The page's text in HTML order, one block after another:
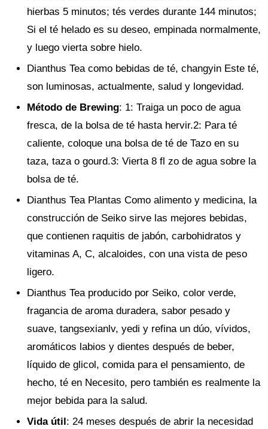
hierbas 5 minutos; tés verdes durante 144 minutos;
Si el té helado es su deseo, empinada normalmente,
y luego vierta sobre hielo.
Dianthus Tea como bebidas de té, changyin Este té,
son luminosas, actualmente, salud y longevidad.
Método de Brewing: 1: Traiga un poco de agua
fresca, de la bolsa de té hasta hervir.2: Para té
caliente, coloque una bolsa de té de Tazo en su
taza, taza o gourd.3: Vierta 8 fl zo de agua sobre la
bolsa de té.
Dianthus Tea Plantas Como alimento y medicina, la
construcción de Seiko sirve las mejores bebidas,
que contienen raquitis de jabón, carbohidratos y
vitaminas A, C, alcaloides, con una vista de peso
ligero.
Dianthus Tea producido por Seiko, color verde,
fragancia de aroma duradera, sabor pesado y
suave, tangsexianlv, yedi y refina un dúo, vívidos,
aromáticos labios y dientes después de beber,
líquido de glicol, comida para el pensamiento, de
hecho, té en Necesito, pero también es realmente la
mejor bebida para la salud.
Vida útil: 24 meses después de abrir la necesidad